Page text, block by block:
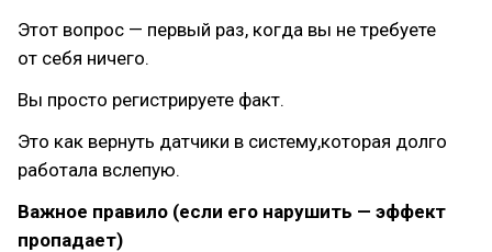
Этот вопрос — первый раз, когда вы не требуете
от себя ничего.
Вы просто регистрируете факт.
Это как вернуть датчики в систему,которая долго
работала вслепую.
Важное правило (если его нарушить — эффект
пропадает)